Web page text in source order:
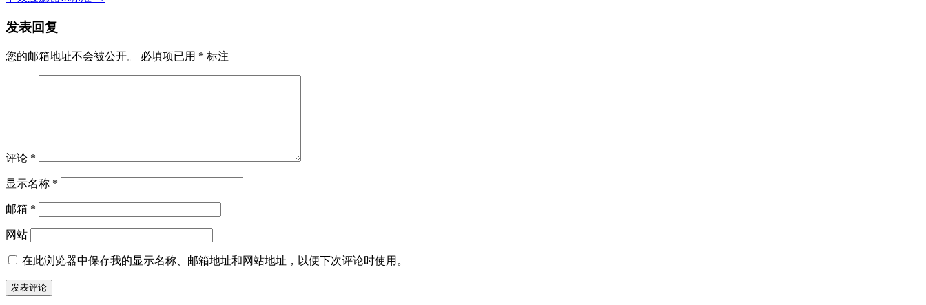
发表回复
您的邮箱地址不会被公开。 必填项已用 * 标注
评论 *
显示名称 *
邮箱 *
网站
在此浏览器中保存我的显示名称、邮箱地址和网站地址，以便下次评论时使用。